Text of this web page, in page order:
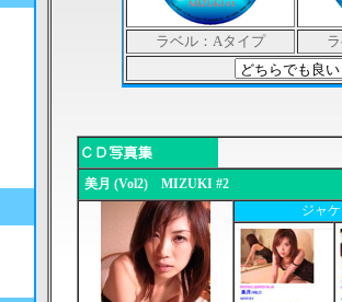
ラベル：Aタイプ
美月 (Vol2) MIZUKI #2
ジャ